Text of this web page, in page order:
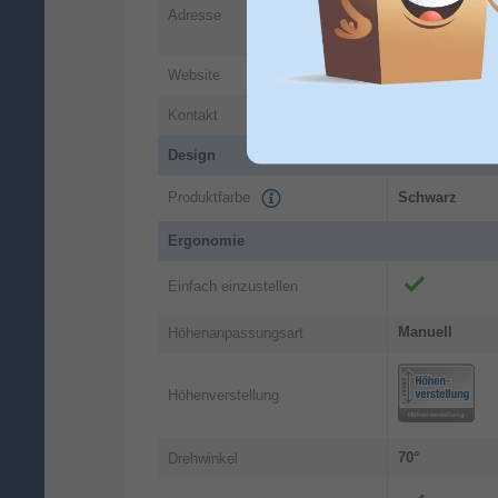
Adresse
7521 PT
Website https://
Kontakt
Design
Produktfarbe Schwarz
Ergonomie
Einfach einzustellen
Höhenanpassungsart Manuell
Höhenverstellung
Drehwinkel 70°